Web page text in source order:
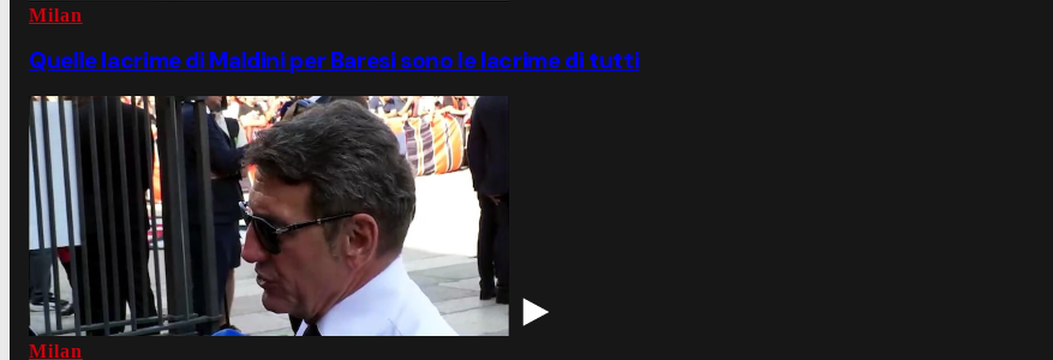
Milan
Quelle lacrime di Maldini per Baresi sono le lacrime di tutti
Milan